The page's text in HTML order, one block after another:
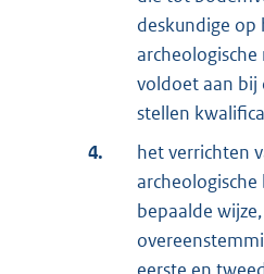
deskundige op
voldoet aan bij
stellen
4.
het verrichten
bepaalde